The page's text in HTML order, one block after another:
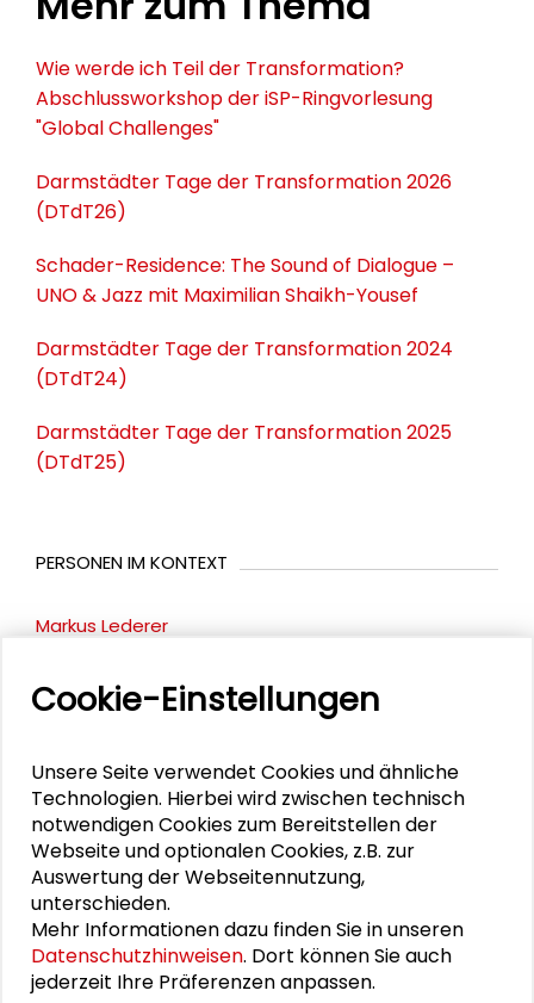
Wie werde ich Teil der Transformation?
Abschlussworkshop der iSP-Ringvorlesung
"Global Challenges"
Darmstädter Tage der Transformation 2026
(DTdT26)
Schader-Residence: The Sound of Dialogue –
UNO & Jazz mit Maximilian Shaikh-Yousef
Darmstädter Tage der Transformation 2024
(DTdT24)
Darmstädter Tage der Transformation 2025
(DTdT25)
PERSONEN IM KONTEXT
Markus Lederer
Frank Biermann
Kerstin Krellenberg
DOWNLOADS
Flyer
Cookie-Einstellungen
Unsere Seite verwendet Cookies und ähnliche
Technologien. Hierbei wird zwischen technisch
notwendigen Cookies zum Bereitstellen der
Webseite und optionalen Cookies, z.B. zur
Auswertung der Webseitennutzung,
unterschieden.
Mehr Informationen dazu finden Sie in unseren
Datenschutzhinweisen. Dort können Sie auch
jederzeit Ihre Präferenzen anpassen.